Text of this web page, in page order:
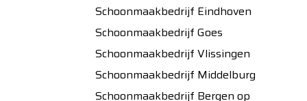
Schoonmaakbedrijf Eindhoven
Schoonmaakbedrijf Goes
Schoonmaakbedrijf Vlissingen
Schoonmaakbedrijf Middelburg
Schoonmaakbedrijf Bergen op